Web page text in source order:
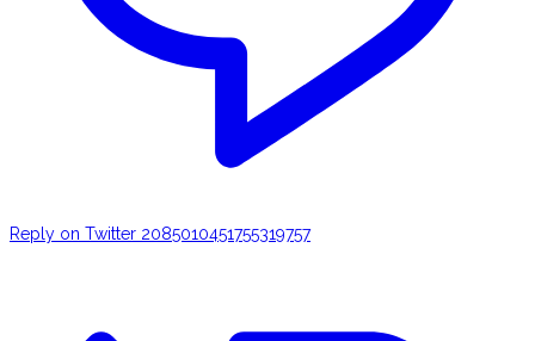
Reply on Twitter 2085010451755319757